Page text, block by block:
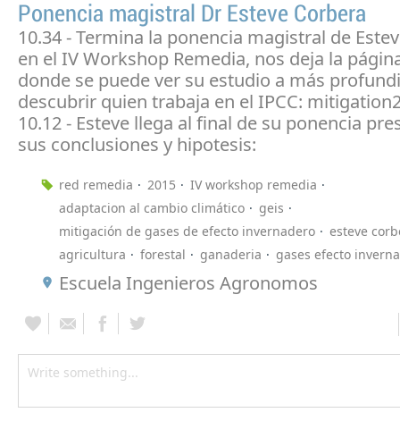
Ponencia magistral Dr Esteve Corbera
10.34 - Termina la ponencia magistral de
en el IV Workshop Remedia, nos deja la
donde se puede ver su estudio a más
descubrir quien trabaja en el IPCC:
10.12 - Esteve llega al final de su ponencia
sus conclusiones y hipotesis:
red remedia 2015
IV workshop remedia
adaptacion al cambio climático
geis
mitigación de gases de efecto invernadero
esteve
agricultura
forestal ganaderia gases efecto
Escuela Ingenieros Agronomos